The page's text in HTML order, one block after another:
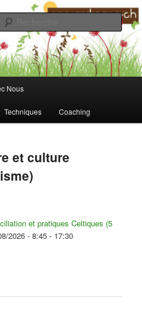
Nous
Techniques Coaching
et culture
et pratiques Celtiques (5
2026 - 8:45 - 17:30